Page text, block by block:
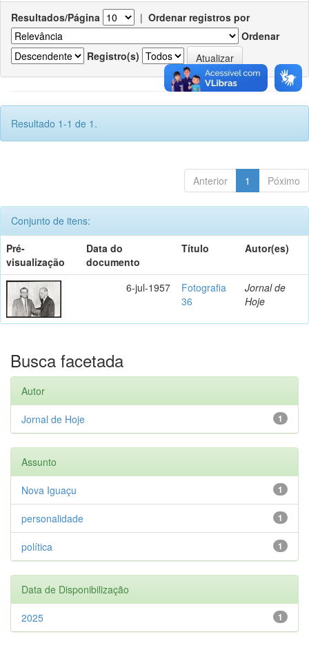
Resultados/Página | Ordenar registros por
Ordenar
Registro(s)
Resultado 1-1 de 1.
Anterior 1 Póximo
Conjunto de itens:
Pré-
visualização
Data do
documento
Título Autor(es)
6-jul-1957
Fotografia
36
Jornal de
Hoje
Busca facetada
Autor
1
Jornal de Hoje
Assunto
1
Nova Iguaçu
1
personalidade
1
política
Data de Disponibilização
1
2025